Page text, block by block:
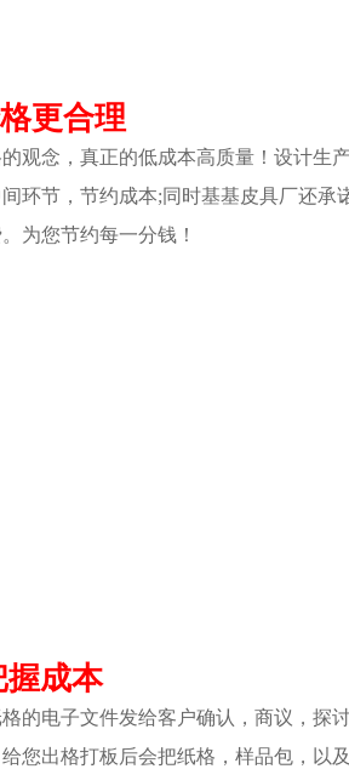
更合理
观念，真正的低成本高质量！设计生
环节，节约成本;同时基基皮具厂还承
为您节约每一分钱！
握成本
的电子文件发给客户确认，商议，探
您出格打板后会把纸格，样品包，以